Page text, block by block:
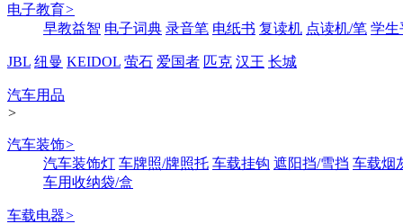
电子教育>
早教益智 电子词典 录音笔 电纸书 复读机 点读机/笔 学生
JBL 纽曼 KEIDOL 萤石 爱国者 匹克 汉王 长城
汽车用品
>
汽车装饰>
汽车装饰灯 车牌照/牌照托 车载挂钩 遮阳挡/雪挡 车载烟
车用收纳袋/盒
车载电器>